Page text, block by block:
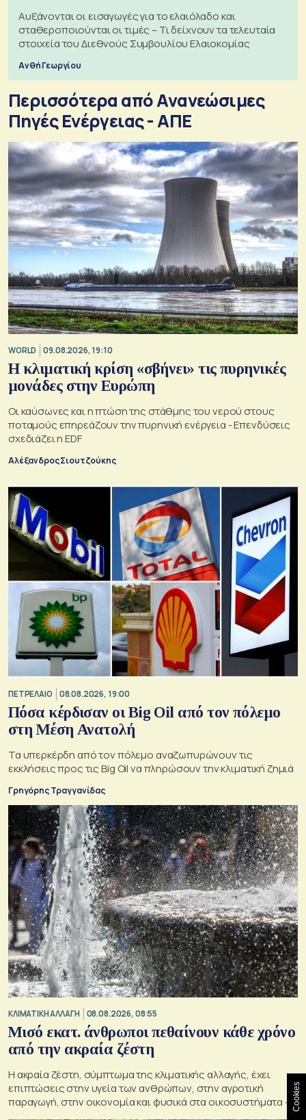
Αυξάνονται οι εισαγωγές για το ελαιόλαδο και
σταθεροποιούνται οι τιμές – Τι δείχνουν τα τελευταία
στοιχεία του Διεθνούς Συμβουλίου Ελαιοκομίας
Ανθή Γεωργίου
Περισσότερα από Ανανεώσιμες
Πηγές Ενέργειας - ΑΠΕ
WORLD 09.08.2026, 19:10
Η κλιματική κρίση «σβήνει» τις πυρηνικές
μονάδες στην Ευρώπη
Οι καύσωνες και η πτώση της στάθμης του νερού στους
ποταμούς επηρεάζουν την πυρηνική ενέργεια - Επενδύσεις
σχεδιάζει η EDF
Αλέξανδρος Σιουτζούκης
ΠΕΤΡΕΛΑΙΟ 08.08.2026, 19:00
Πόσα κέρδισαν οι Big Oil από τον πόλεμο
στη Μέση Ανατολή
Τα υπερκέρδη από τον πόλεμο αναζωπυρώνουν τις
εκκλήσεις προς τις Big Oil να πληρώσουν την κλιματική ζημιά
Γρηγόρης Τραγγανίδας
ΚΛΙΜΑΤΙΚΗ ΑΛΛΑΓΗ 08.08.2026, 08:55
Μισό εκατ. άνθρωποι πεθαίνουν κάθε χρόνο
από την ακραία ζέστη
Η ακραία ζέστη, σύμπτωμα της κλιματικής αλλαγής, έχει
επιπτώσεις στην υγεία των ανθρώπων, στην αγροτική
παραγωγή, στην οικονομία και φυσικά στα οικοσυστήματα – Cookies